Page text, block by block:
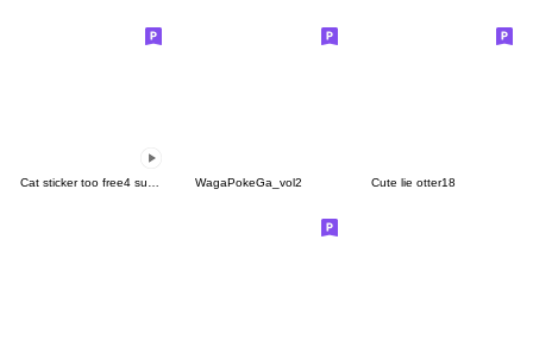
Cat sticker too free4 summer(TW) WagaPokeGa_vol2 Cute lie otter18